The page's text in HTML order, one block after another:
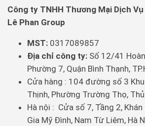
Công ty TNHH Thương Mại Dịch
Lê Phan Group
MST: 0317089857
Địa chỉ công ty: Số 12/41
Phường 7, Quận Bình Thạnh,
Cửa hàng : 104 đường số 3
Thịnh, Phường Trường Thọ,
Hà nội : Cửa số 7, Tầng 2,
Gia Mỹ Đình, Nam Từ Liêm, Hà